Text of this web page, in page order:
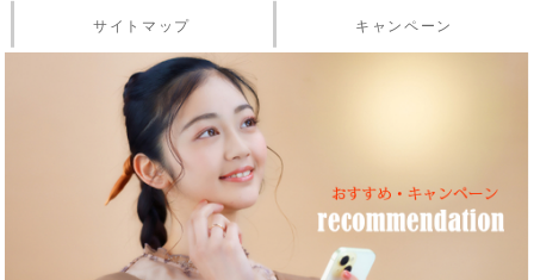
サイトマップ キャンペーン